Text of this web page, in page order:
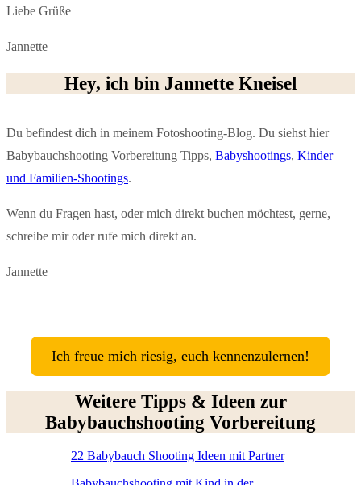
Liebe Grüße
Jannette
Hey, ich bin Jannette Kneisel
Du befindest dich in meinem Fotoshooting-Blog. Du siehst hier
Babybauchshooting Vorbereitung Tipps, Babyshootings, Kinder
und Familien-Shootings.
Wenn du Fragen hast, oder mich direkt buchen möchtest, gerne,
schreibe mir oder rufe mich direkt an.
Jannette
Ich freue mich riesig, euch kennenzulernen!
Weitere Tipps & Ideen zur
Babybauchshooting Vorbereitung
22 Babybauch Shooting Ideen mit Partner